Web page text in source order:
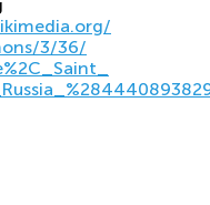
3/36/